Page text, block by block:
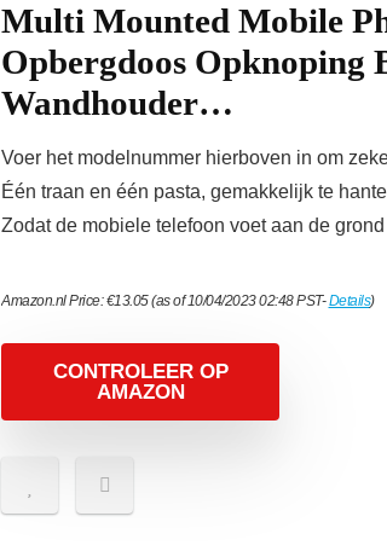
Multi Mounted Mobile
Opbergdoos Opknoping
Wandhouder…
Voer het modelnummer hierboven in om
Één traan en één pasta, gemakkelijk te
Zodat de mobiele telefoon voet aan de
Amazon.nl Price:€13.05(as of 10/04/2023 02:48 PST-Details)
CONTROLEER OP
AMAZON